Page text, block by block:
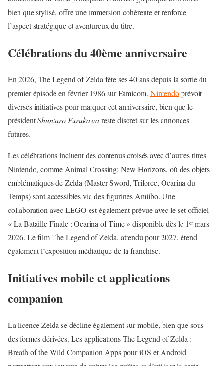
bien que stylisé, offre une immersion cohérente et renforce
l’aspect stratégique et aventureux du titre.
Célébrations du 40ème anniversaire
En 2026, The Legend of Zelda fête ses 40 ans depuis la sortie du
premier épisode en février 1986 sur Famicom. Nintendoprévoit
diverses initiatives pour marquer cet anniversaire, bien que le
présidentShuntaro Furukawareste discret sur les annonces
futures.
Les célébrations incluent des contenus croisés avec d’autres titres
Nintendo, comme Animal Crossing: New Horizons, où des objets
emblématiques de Zelda (Master Sword, Triforce, Ocarina du
Temps) sont accessibles via des figurines Amiibo. Une
collaboration avec LEGO est également prévue avec le set officiel
« La Bataille Finale : Ocarina of Time » disponible dès le 1ᵉʳ mars
2026. Le film The Legend of Zelda, attendu pour 2027, étend
également l’exposition médiatique de la franchise.
Initiatives mobile et applications
companion
La licence Zelda se décline également sur mobile, bien que sous
des formes dérivées. Les applications The Legend of Zelda :
Breath of the Wild Companion Apps pour iOS et Android